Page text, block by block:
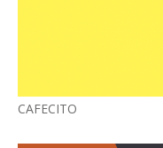
CAFECITO